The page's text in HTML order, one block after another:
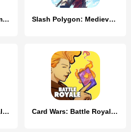
Lords Mobile: Kingdom Wars Slash Polygon: Medieval PVP
Hustle Castle: Medieval games Card Wars: Battle Royale CCG